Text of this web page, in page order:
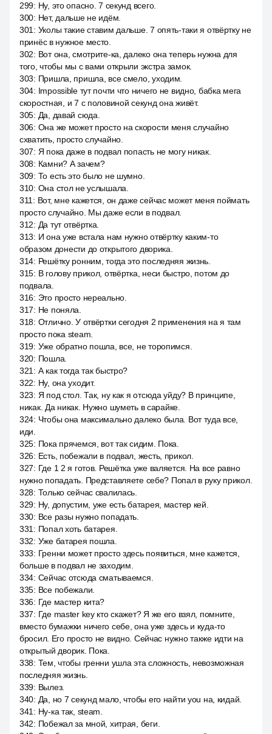
299: Ну, это опасно. 7 секунд всего.
300: Нет, дальше не идём.
301 : Уколы такие ставим дальше. 7 опять-таки я отвёртку не
принёс в нужное место.
302: Вот она, смотрите-ка, далеко она теперь нужна для
того, чтобы мы с вами открыли экстра замок.
303: Пришла, пришла, все смело, уходим.
304: Impossible тут почти что ничего не видно, бабка мега
скоростная, и 7 с половиной секунд она живёт.
305: Да, давай сюда.
306: Она же может просто на скорости меня случайно
схватить, просто случайно.
307: Я пока даже в подвал попасть не могу никак.
308: Камни? А зачем?
309: То есть это было не шумно.
310: Она стол не услышала.
311 : Вот, мне кажется, он даже сейчас может меня поймать
просто случайно. Мы даже если в подвал.
312: Да тут отвёртка.
313: И она уже встала нам нужно отвёртку каким-то
образом донести до открытого дворика.
314: Решётку ронним, тогда это последняя жизнь.
315: В голову прикол, отвёртка, неси быстро, потом до
подвала.
316: Это просто нереально.
317: Не поняла.
318: Отлично. У отвёртки сегодня 2 применения на я там
просто пока steam.
319: Уже обратно пошла, все, не торопимся.
320: Пошла.
321 : А как тогда так быстро?
322: Ну, она уходит.
323: Я под стол. Так, ну как я отсюда уйду? В принципе,
никак. Да никак. Нужно шуметь в сарайке.
324: Чтобы она максимально далеко была. Вот туда все,
иди.
325: Пока прячемся, вот так сидим. Пока.
326: Есть, побежали в подвал, жесть, прикол.
327: Где 1 2 я готов. Решётка уже валяется. На все равно
нужно попадать. Представляете себе? Попал в руку прикол.
328: Только сейчас свалилась.
329: Ну, допустим, уже есть батарея, мастер кей.
330: Все разы нужно попадать.
331 : Попал хоть батарея.
332: Уже батарея пошла.
333: Гренни может просто здесь появиться, мне кажется,
больше в подвал не заходим.
334: Сейчас отсюда сматываемся.
335: Все побежали.
336: Где мастер кита?
337: Где master key кто скажет? Я же его взял, помните,
вместо бумажки ничего себе, она уже здесь и куда-то
бросил. Его просто не видно. Сейчас нужно также идти на
открытый дворик. Пока.
338: Тем, чтобы гренни ушла эта сложность, невозможная
последняя жизнь.
339: Вылез.
340: Да, но 7 секунд мало, чтобы его найти you на, кидай.
341 : Ну-ка так, steam.
342: Побежал за мной, хитрая, беги.